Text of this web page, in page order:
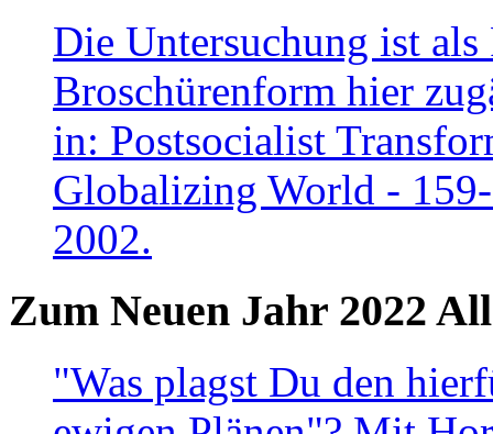
Die Untersuchung ist
Broschürenform hier
in: Postsocialist
Globalizing World -
2002.
Zum Neuen Jahr 2022
"Was plagst Du den